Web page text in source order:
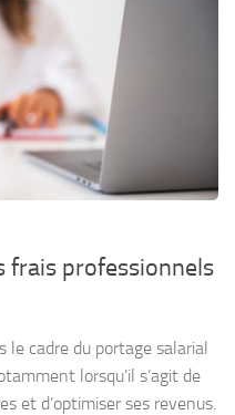
frais professionnels
le cadre du portage salarial
lorsqu’il s’agit de
et d’optimiser ses revenus.